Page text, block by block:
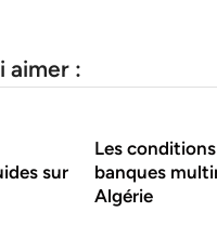
aimer :
sur
Les
banques
Algérie